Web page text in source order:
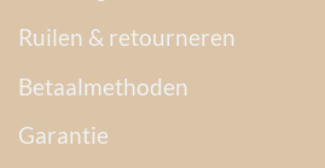
Ruilen & retourneren
Betaalmethoden
Garantie